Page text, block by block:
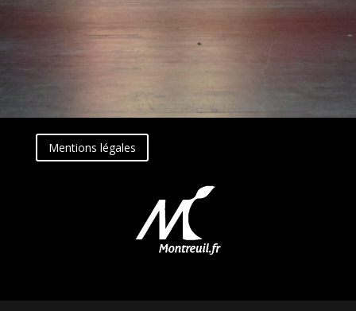
Mentions légales